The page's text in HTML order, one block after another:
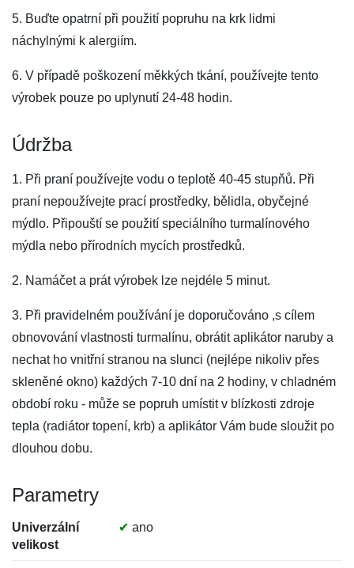
5. Buďte opatrní při použití popruhu na krk lidmi
náchylnými k alergiím.
6. V případě poškození měkkých tkání, používejte tento
výrobek pouze po uplynutí 24-48 hodin.
Údržba
1. Při praní používejte vodu o teplotě 40-45 stupňů. Při
praní nepoužívejte prací prostředky, bělidla, obyčejné
mýdlo. Připouští se použití speciálního turmalínového
mýdla nebo přírodních mycích prostředků.
2. Namáčet a prát výrobek lze nejdéle 5 minut.
3. Při pravidelném používání je doporučováno ,s cílem
obnovování vlastnosti turmalínu, obrátit aplikátor naruby a
nechat ho vnitřní stranou na slunci (nejlépe nikoliv přes
skleněné okno) každých 7-10 dní na 2 hodiny, v chladném
období roku - může se popruh umístit v blízkosti zdroje
tepla (radiátor topení, krb) a aplikátor Vám bude sloužit po
dlouhou dobu.
Parametry
Univerzální
velikost
✔ ano